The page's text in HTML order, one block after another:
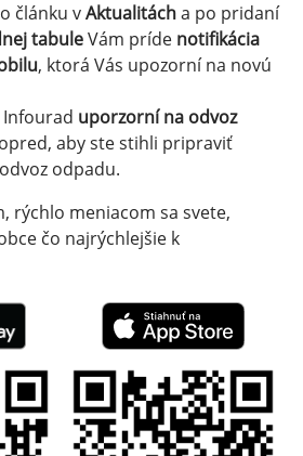
článku vAktualitácha po pridaní
tabuleVám príde notifikácia
, ktorá Vás upozorní na novú
Infourad uporzorní na odvoz
aby ste stihli pripraviť
odpadu.
rýchlo meniacom sa svete,
čo najrýchlejšie k